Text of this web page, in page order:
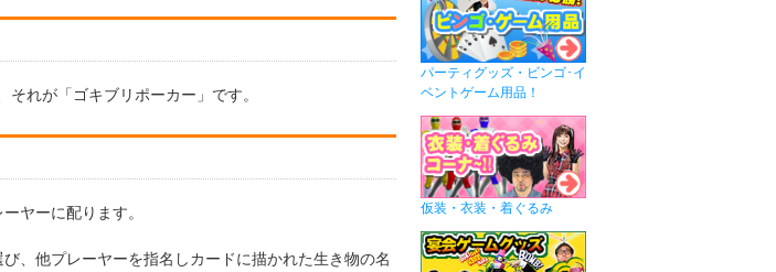
れが「ゴキブリポーカー」です。
ヤーに配ります。
、他プレーヤーを指名しカードに描かれた生き物の名
パーティグッズ・ビンゴ･イ
ベントゲーム用品！
仮装・衣装・着ぐるみ